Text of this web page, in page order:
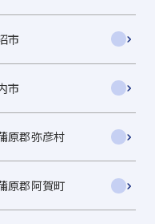
市
市
原郡弥彦村
原郡阿賀町